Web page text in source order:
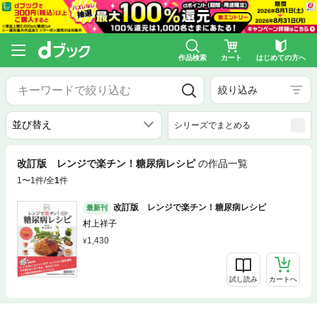
作品検索 カート はじめての方へ
絞り込み
シリーズでまとめる
改訂版 レンジで楽チン！糖尿病レシピ の作品一覧
1〜1件/全1件
最新刊
改訂版 レンジで楽チン！糖尿病レシピ
村上祥子
1,430
試し読み カートへ